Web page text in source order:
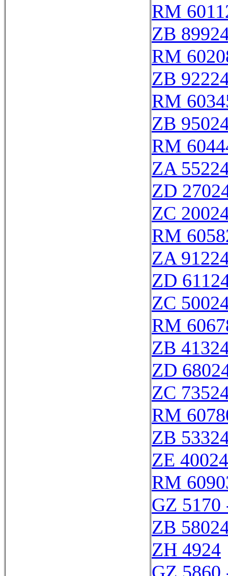
RM
ZB
RM
ZB
RM
ZB
RM
ZA
ZD
ZC
RM
ZA
ZD
ZC
RM
ZB
ZD
ZC
RM
ZB
ZE 40024
RM
GZ 5170
ZB
ZH 4924